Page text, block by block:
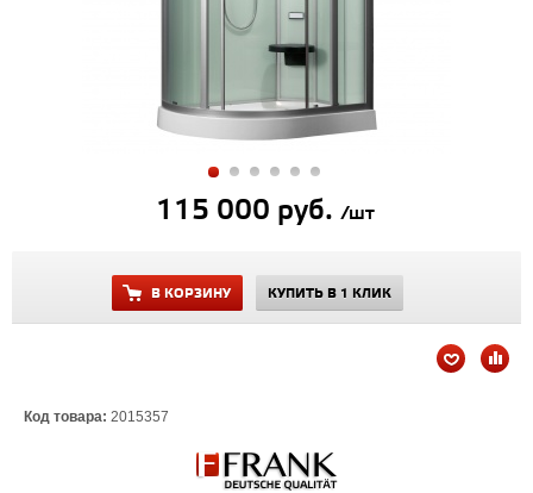
115 000 руб. /шт
В КОРЗИНУ КУПИТЬ В 1 КЛИК
Код товара: 2015357